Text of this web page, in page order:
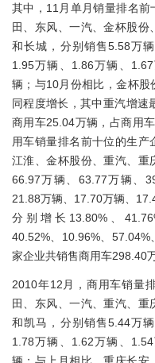
其中，11月单月销量排名
田、东风、一汽、金杯股
和长城，分别销售5.58万
1.95万辆、1.86万辆、
辆；与10月份相比，金杯
同程度增长，其中重汽增速
商用车25.04万辆，占商用
用车销量排名前十位的生产
江淮、金杯股份、重汽、重
66.97万辆、63.77万辆、
21.88万辆、17.70万辆、
分别增长13.80%、
40.52%、10.96%、
家企业共销售商用车298.40
2010年12月，商用车销量
田、东风、一汽、重汽、
和凯马，分别销售5.44万
1.78万辆、1.62万辆、
辆；与上月相比，重庆长安